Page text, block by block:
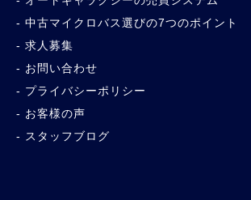
中古マイクロバス選びの7つのポイント
求人募集
お問い合わせ
プライバシーポリシー
お客様の声
スタッフブログ